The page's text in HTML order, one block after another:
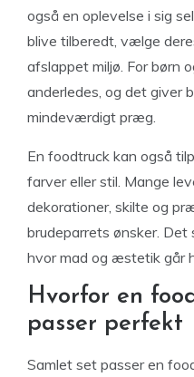
også en oplevelse i sig
blive tilberedt, vælge
afslappet miljø. For børn
anderledes, og det giver
mindeværdigt præg.
En foodtruck kan også
farver eller stil. Mange
dekorationer, skilte og
brudeparrets ønsker. Det
hvor mad og æstetik går
Hvorfor en
passer perfekt
Samlet set passer en